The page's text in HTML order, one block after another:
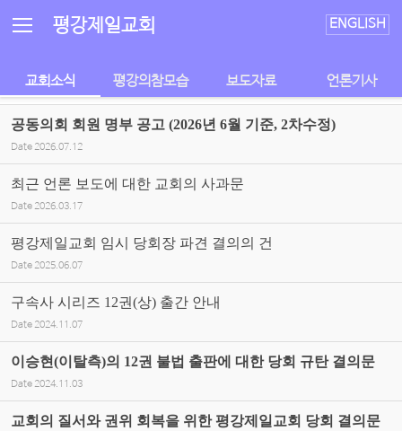
평강제일교회 ENGLISH
교회소식 평강의참모습 보도자료 언론기사
공동의회 회원 명부 공고 (2026년 6월 기준, 2차수정)
Date 2026.07.12
최근 언론 보도에 대한 교회의 사과문
Date 2026.03.17
평강제일교회 임시 당회장 파견 결의의 건
Date 2025.06.07
구속사 시리즈 12권(상) 출간 안내
Date 2024.11.07
이승현(이탈측)의 12권 불법 출판에 대한 당회 규탄 결의문
Date 2024.11.03
교회의 질서와 권위 회복을 위한 평강제일교회 당회 결의문